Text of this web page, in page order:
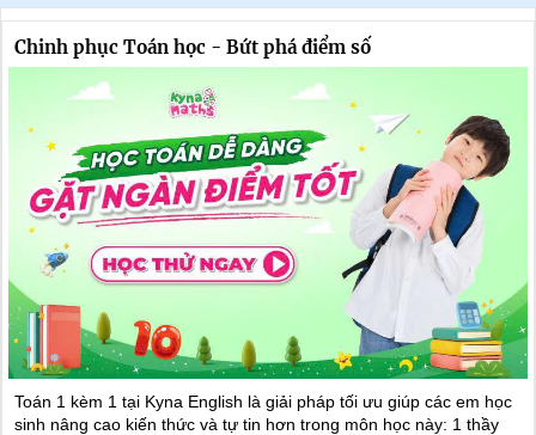
Chinh phục Toán học - Bứt phá điểm số
Toán 1 kèm 1 tại Kyna English là giải pháp tối ưu giúp các em học
sinh nâng cao kiến thức và tự tin hơn trong môn học này: 1 thầy